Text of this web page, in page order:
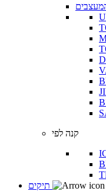
קנה לפי